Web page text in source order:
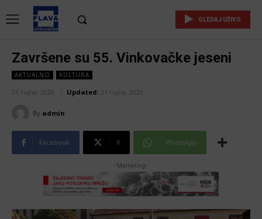
GLEDAJ UŽIVO
Završene su 55. Vinkovačke jeseni
AKTUALNO KULTURA
21 rujna, 2020 Updated: 21 rujna, 2020
By admin
Facebook X WhatsApp
-Marketing-